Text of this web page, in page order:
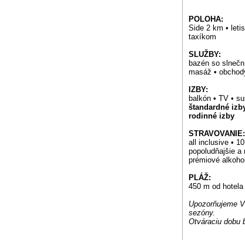
POLOHA:
Side 2 km •
taxíkom
SLUŽBY:
bazén so
masáž •
IZBY:
balkón • TV •
štandardné
rodinné izby
STRAVOVANIE:
all inclusive •
popoludňajšie a
prémiové
PLÁŽ:
450 m od
Upozorňujeme
sezóny.
Otváraciu dobu